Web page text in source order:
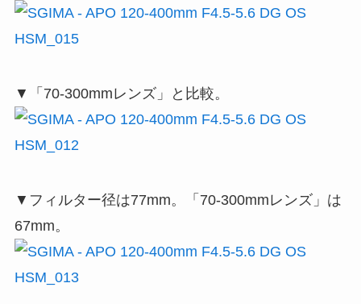
▼「70-300mmレンズ」と比較。
▼フィルター径は77mm。「70-300mmレンズ」は
67mm。